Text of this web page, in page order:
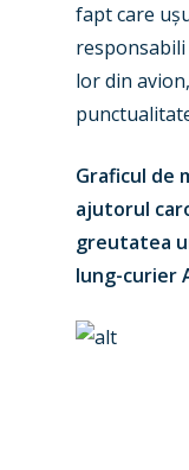
fapt care
responsabili
lor din
Graficul de
ajutorul
greutatea
lung-curier